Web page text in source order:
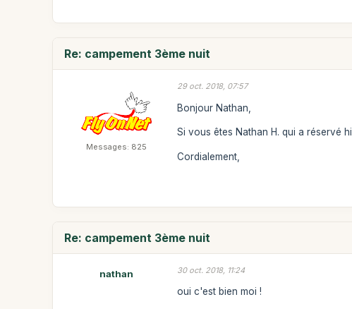
Re: campement 3ème nuit
Messages: 825
29 oct. 2018, 07:57
Bonjour Nathan,
Si vous êtes Nathan H. qui a réservé
Cordialement,
Re: campement 3ème nuit
nathan 30 oct. 2018, 11:24
oui c'est bien moi !